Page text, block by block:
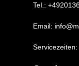
Tel.:
Email: